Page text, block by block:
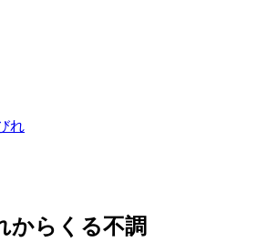
れ
からくる不調